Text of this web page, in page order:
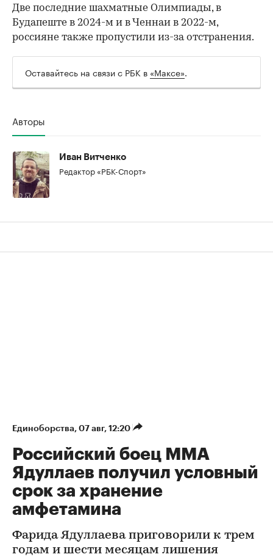
Две последние шахматные Олимпиады, в
Будапеште в 2024-м и в Ченнаи в 2022-м,
россияне также пропустили из-за отстранения.
Оставайтесь на связи с РБК в «Максе».
Авторы
Иван Витченко
Редактор «РБК-Спорт»
Единоборства 07 авг, 12:20
Российский боец ММА
Ядуллаев получил условный
срок за хранение
амфетамина
Фарида Ядуллаева приговорили к трем
годам и шести месяцам лишения